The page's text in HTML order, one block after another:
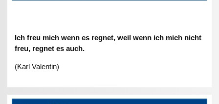
Ich freu mich wenn es regnet, weil wenn ich mich nicht
freu, regnet es auch.
(Karl Valentin)